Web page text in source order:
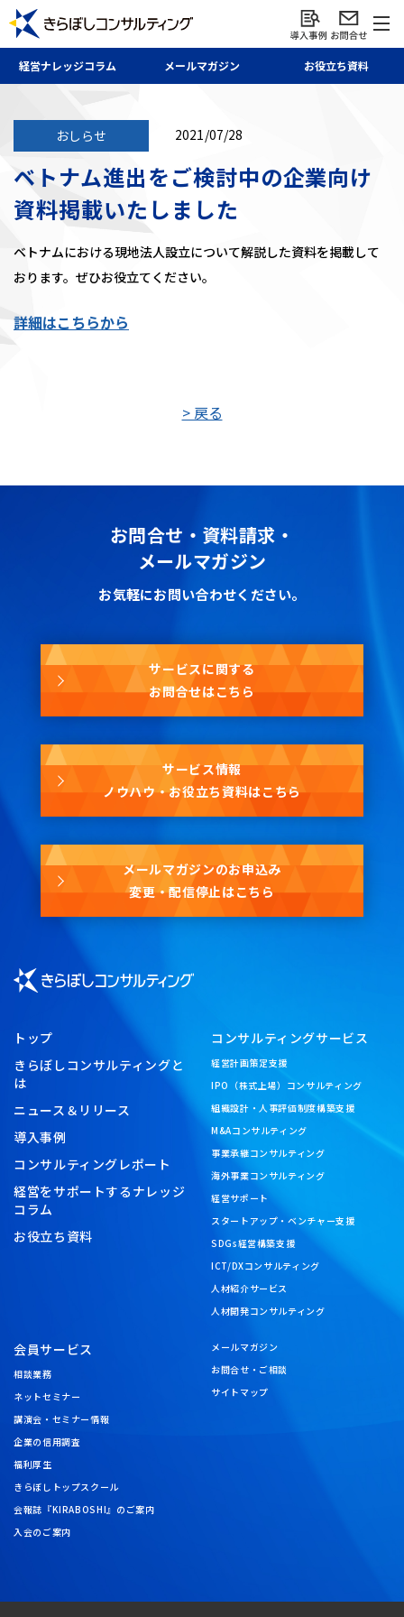
経営ナレッジコラム メールマガジン お役立ち資料
おしらせ 2021/07/28
ベトナム進出をご検討中の企業向け
資料掲載いたしました
ベトナムにおける現地法人設立について解説した資料を掲載して
おります。ぜひお役立てください。
詳細はこちらから
> 戻る
お問合せ・資料請求・
メールマガジン
お気軽にお問い合わせください。
サービスに関する
お問合せはこちら
サービス情報
ノウハウ・お役立ち資料はこちら
メールマガジンのお申込み
変更・配信停止はこちら
トップ
きらぼしコンサルティングと
は
ニュース＆リリース
導入事例
コンサルティングレポート
経営をサポートするナレッジ
コラム
お役立ち資料
コンサルティングサービス
経営計画策定支援
IPO（株式上場）コンサルティング
組織設計・人事評価制度構築支援
M&Aコンサルティング
事業承継コンサルティング
海外事業コンサルティング
経営サポート
スタートアップ・ベンチャー支援
SDGs経営構築支援
ICT/DXコンサルティング
人材紹介サービス
人材開発コンサルティング
会員サービス
相談業務
ネットセミナー
講演会・セミナー情報
企業の信用調査
福利厚生
きらぼしトップスクール
会報誌『KIRABOSHI』のご案内
入会のご案内
メールマガジン
お問合せ・ご相談
サイトマップ